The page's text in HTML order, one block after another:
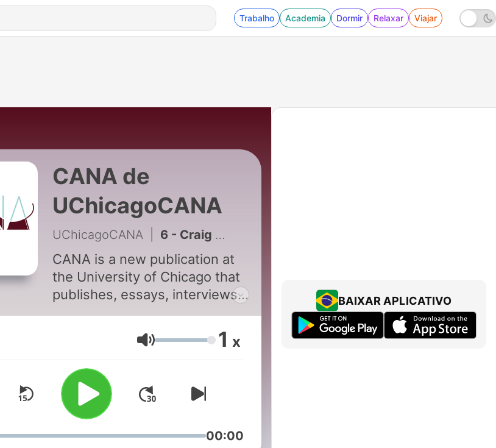
Trabalho Academia Dormir Relaxar Viajar
CANA de
UChicagoCANA
UChicagoCANA 6 - Craig Keener: The Historical Jesus of the Gospels
CANA is a new publication at
the University of Chicago that
publishes, essays, interviews,
and short stories on topics
that matter to the UChicago
community. CANA aims to
elevate and sustain important
conversations across lines of
difference, generating
understanding and dialogue,
and sharing Christian
Volume 1 x
00:00
BAIXAR APLICATIVO